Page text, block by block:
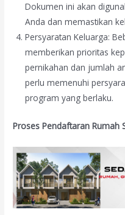
Dokumen ini akan
Anda dan memastikan
Persyaratan Keluarga:
memberikan prioritas
pernikahan dan jumlah
perlu memenuhi
program yang berlaku.
Proses Pendaftaran Rumah